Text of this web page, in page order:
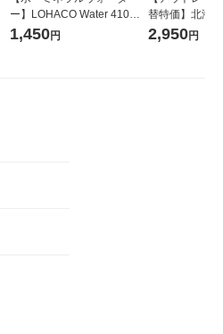
ー】LOHACO Water 410ml
1箱（20本入）ラベルレス
1,450円
替特価】北海
し 精白米 5kg
2,950円